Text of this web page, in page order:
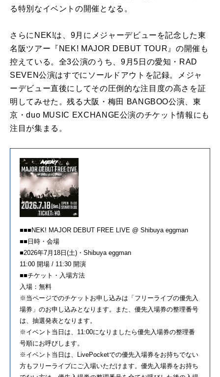
る特別なイベントの開催となる。
さらにNEK!は、9月にメジャーデビューを記念した東
名阪ツアー『NEK! MAJOR DEBUT TOUR』の開催も
控えている。全3公演のうち、9月5日の愛知・RAD
SEVEN公演はすでにソールドアウトを記録。メジャ
ーデビュー直後にしてその圧倒的な注目度の高さを証
明してみせた。残る大阪・梅田 BANGBOO公演、東
京・duo MUSIC EXCHANGE公演のチケット情報にも
注目が集まる。
■■■NEK! MAJOR DEBUT FREE LIVE @ Shibuya eggman
■■日時・会場
■2026年7月18日(土)・Shibuya eggman
11:00 開場 / 11:30 開演
■■チケット・入場方法
入場：無料
※当ページでのチケットお申し込みは「フリーライブの優先入
場券」のお申し込みとなります。また、優先入場券の整理番号
は、抽選発表となります。
※イベント当日は、11:00になりましたら優先入場券の整理番
号順にお呼びします。
※イベント当日は、LivePocketでの優先入場券をお持ちでない
方もフリーライブにご入場いただけます。優先入場券をお持ち